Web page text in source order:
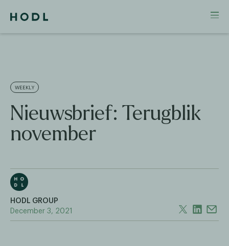
WEEKLY
Nieuwsbrief: Terugblik
november
HODL GROUP
December 3, 2021